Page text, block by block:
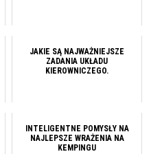
JAKIE SĄ NAJWAŻNIEJSZE
ZADANIA UKŁADU
KIEROWNICZEGO.
INTELIGENTNE POMYSŁY NA
NAJLEPSZE WRAŻENIA NA
KEMPINGU